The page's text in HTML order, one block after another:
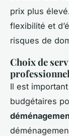
prix plus
flexibilité et
risques de
Choix de
Il est
budgétaires